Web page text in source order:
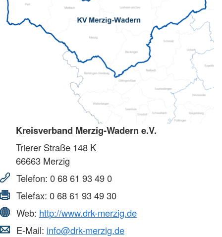
Kreisverband Merzig-Wadern e.V.
Trierer Straße 148 K
66663 Merzig
Telefon: 0 68 61 93 49 0
Telefax: 0 68 61 93 49 30
Web: http://www.drk-merzig.de
E-Mail: info@drk-merzig.de